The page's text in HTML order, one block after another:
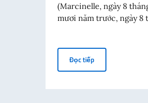
(Marcinelle, ngày 8
mươi năm trước, ngày 8
Đọc tiếp Thông điệp